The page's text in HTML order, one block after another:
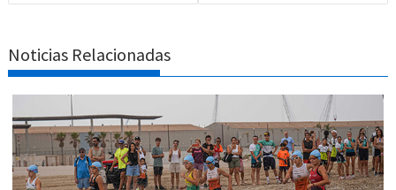
Noticias Relacionadas